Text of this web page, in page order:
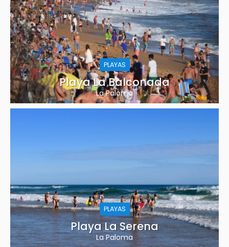
PLAYAS
Playa La Balconada
La Paloma
PLAYAS
Playa La Serena
La Paloma